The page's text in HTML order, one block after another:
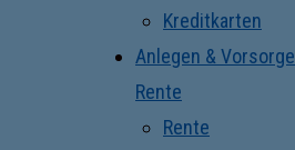
Kreditkarten
Anlegen & Vorsorge
Rente
Rente